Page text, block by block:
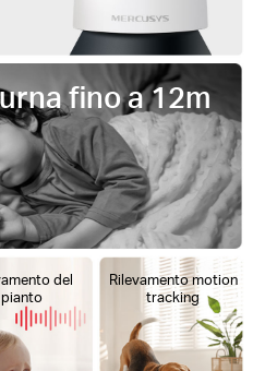
del
pianto
Rilevamento motion
tracking
fino a 12m